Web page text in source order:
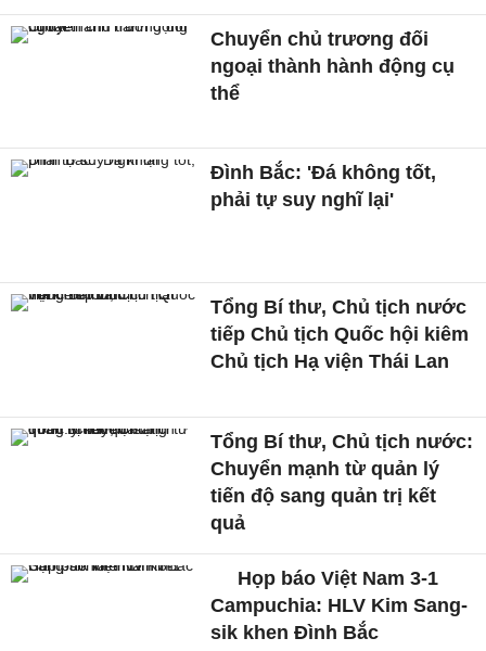
Chuyển chủ trương đối
ngoại thành hành động cụ
thể
Đình Bắc: 'Đá không tốt,
phải tự suy nghĩ lại'
Tổng Bí thư, Chủ tịch nước
tiếp Chủ tịch Quốc hội kiêm
Chủ tịch Hạ viện Thái Lan
Tổng Bí thư, Chủ tịch nước:
Chuyển mạnh từ quản lý
tiến độ sang quản trị kết
quả
Họp báo Việt Nam 3-1
Campuchia: HLV Kim Sang-
sik khen Đình Bắc